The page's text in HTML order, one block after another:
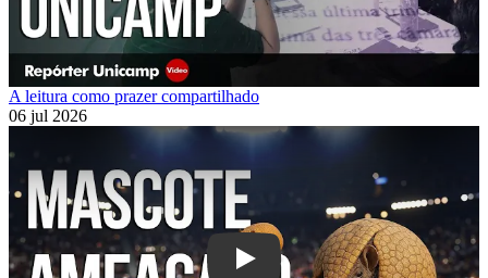
A leitura como prazer compartilhado
06 jul 2026
Play